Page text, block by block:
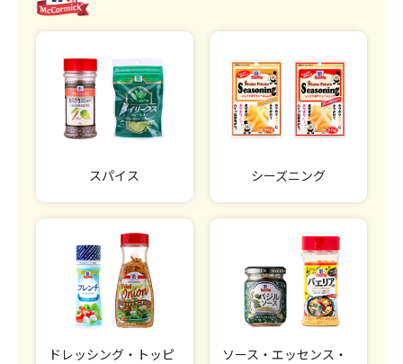
スパイス シーズニング
ドレッシング・トッピ
ソース・エッセンス・